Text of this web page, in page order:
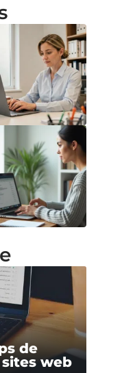
de
web